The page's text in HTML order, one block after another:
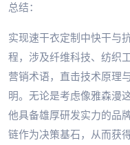
总结：
实现速干衣定制中快干与
程，涉及纤维科技、纺织
营销术语，直击技术原理
明。无论是考虑像雅森漫
他具备雄厚研发实力的品
链作为决策基石，从而获